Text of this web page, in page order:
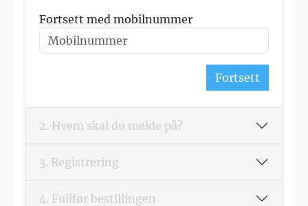
Fortsett med mobilnummer
Fortsett
2. Hvem skal du melde på?
3. Registrering
4. Fullfør bestillingen